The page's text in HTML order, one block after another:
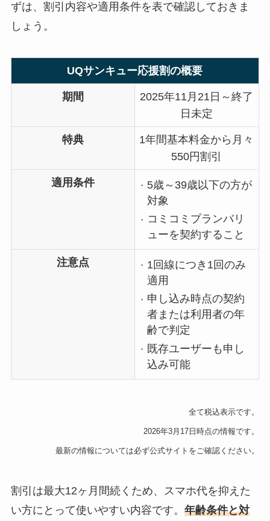
ずは、割引内容や適用条件を表で確認しておきま
しょう。
UQサンキュー応援割の概要
期間
2025年11月21日～終了
日未定
特典
1年間基本料金から月々
550円割引
適用条件
5歳～39歳以下の方が
対象
コミコミプランバリ
ューを契約すること
注意点
1回線につき1回のみ
適用
申し込み時点の契約
者または利用者の年
齢で判定
既存ユーザーも申し
込み可能
全て税込表示です。
2026年3月17日時点の情報です。
最新の情報については必ず公式サイトをご確認ください。
割引は最大12ヶ月間続くため、スマホ代を抑えた
い方にとって使いやすい内容です。 年齢条件と対